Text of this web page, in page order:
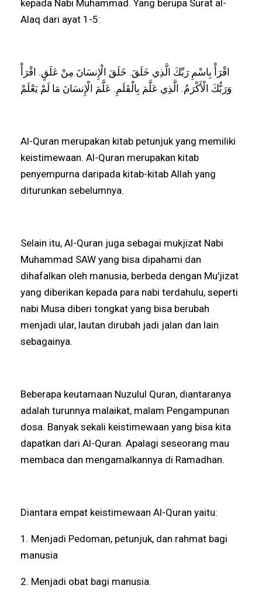
kepada Nabi Muhammad. Yang berupa Surat al-
Alaq dari ayat 1-5:
اقْرَأْ بِاسْمِ رَبِّكَ الَّذِي خَلَقَ. خَلَقَ الْإِنسَانَ مِنْ عَلَقٍ. اقْرَأْ
وَرَبُّكَ الْأَكْرَمُ. الَّذِي عَلَّمَ بِالْقَلَمِ. عَلَّمَ الْإِنسَانَ مَا لَمْ يَعْلَمْ
Al-Quran merupakan kitab petunjuk yang memiliki
keistimewaan. Al-Quran merupakan kitab
penyempurna daripada kitab-kitab Allah yang
diturunkan sebelumnya.
Selain itu, Al-Quran juga sebagai mukjizat Nabi
Muhammad SAW yang bisa dipahami dan
dihafalkan oleh manusia, berbeda dengan Mu'jizat
yang diberikan kepada para nabi terdahulu, seperti
nabi Musa diberi tongkat yang bisa berubah
menjadi ular, lautan dirubah jadi jalan dan lain
sebagainya.
Beberapa keutamaan Nuzulul Quran, diantaranya
adalah turunnya malaikat, malam Pengampunan
dosa. Banyak sekali keistimewaan yang bisa kita
dapatkan dari Al-Quran. Apalagi seseorang mau
membaca dan mengamalkannya di Ramadhan.
Diantara empat keistimewaan Al-Quran yaitu:
1. Menjadi Pedoman, petunjuk, dan rahmat bagi
manusia
2. Menjadi obat bagi manusia.